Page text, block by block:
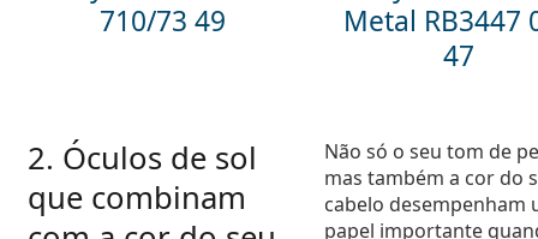
710/73 49
Metal RB3447
47
2. Óculos de sol
que combinam
Não só o seu tom de
mas também a cor do
cabelo desempenham
papel importante